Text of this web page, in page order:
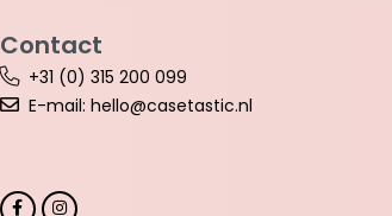
Contact
+31 (0) 315 200 099
E-mail: hello@casetastic.nl